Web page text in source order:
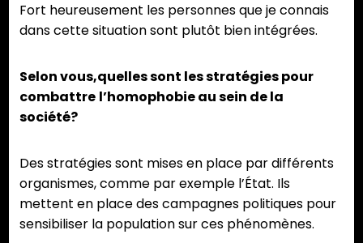
Fort heureusement les personnes que je connais
dans cette situation sont plutôt bien intégrées.
Selon vous,quelles sont les stratégies pour
combattre l’homophobie au sein de la
société?
Des stratégies sont mises en place par différents
organismes, comme par exemple l’État. Ils
mettent en place des campagnes politiques pour
sensibiliser la population sur ces phénomènes.